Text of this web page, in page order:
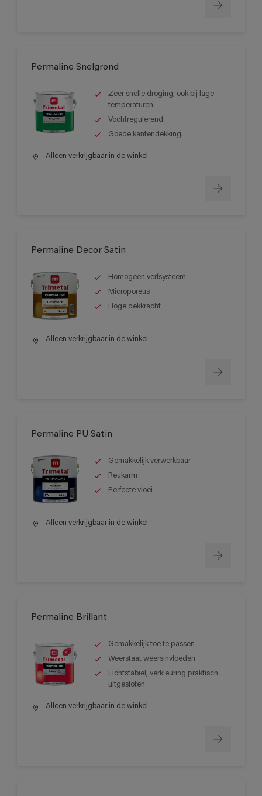
Permaline Snelgrond
Zeer snelle droging, ook bij lage
temperaturen.
Vochtregulerend.
Goede kantendekking.
Alleen verkrijgbaar in de winkel
Permaline Decor Satin
Homogeen verfsysteem
Microporeus
Hoge dekkracht
Alleen verkrijgbaar in de winkel
Permaline PU Satin
Gemakkelijk verwerkbaar
Reukarm
Perfecte vloei
Alleen verkrijgbaar in de winkel
Permaline Brillant
Gemakkelijk toe te passen
Weerstaat weersinvloeden
Lichtstabiel, verkleuring praktisch
uitgesloten
Alleen verkrijgbaar in de winkel